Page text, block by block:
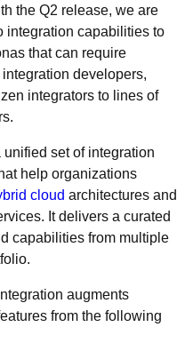
the Q2 release, we are
integration capabilities to
that can require
developers,
integrators to lines of
set of integration
help organizations
cloud architectures and
It delivers a curated
capabilities from multiple
augments
from the following